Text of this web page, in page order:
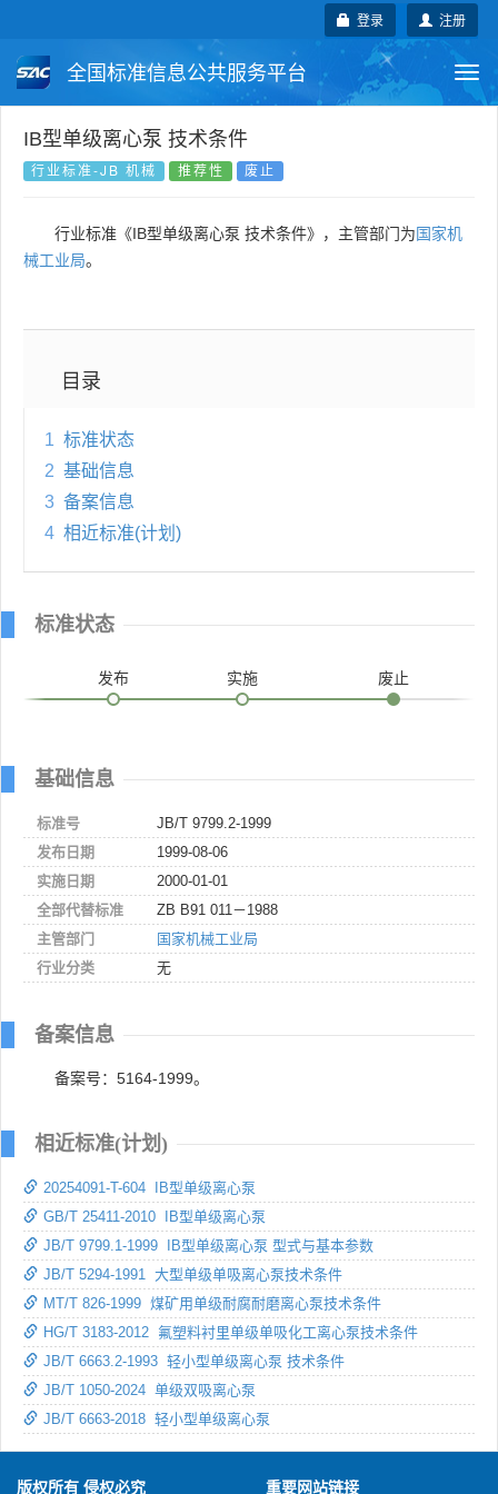
注册
登录
全国标准信息公共服务平台
国家标准 行业标准
国外标准 技术委员会
IB型单级离心泵 技术条件
行业标准-JB 机械 推荐性 废止
行业标准《IB型单级离心泵 技术条件》，主管部门为国家机
械工业局。
目录
1 标准状态
2 基础信息
3 备案信息
4 相近标准(计划)
标准状态
发布 实施 废止
基础信息
标准号
JB/T 9799.2-1999
发布日期
1999-08-06
实施日期
2000-01-01
全部代替标准
ZB B91 011－1988
主管部门
国家机械工业局
行业分类
无
备案信息
备案号：5164-1999。
相近标准(计划)
20254091-T-604 IB型单级离心泵
GB/T 25411-2010 IB型单级离心泵
JB/T 9799.1-1999 IB型单级离心泵 型式与基本参数
JB/T 5294-1991 大型单级单吸离心泵技术条件
MT/T 826-1999 煤矿用单级耐腐耐磨离心泵技术条件
HG/T 3183-2012 氟塑料衬里单级单吸化工离心泵技术条件
JB/T 6663.2-1993 轻小型单级离心泵 技术条件
JB/T 1050-2024 单级双吸离心泵
JB/T 6663-2018 轻小型单级离心泵
版权所有 侵权必究 重要网站链接